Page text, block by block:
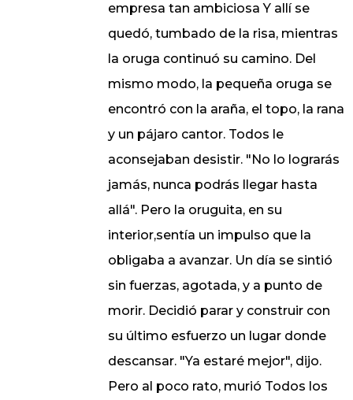
empresa tan ambiciosa Y allí se
quedó, tumbado de la risa, mientras
la oruga continuó su camino. Del
mismo modo, la pequeña oruga se
encontró con la araña, el topo, la rana
y un pájaro cantor. Todos le
aconsejaban desistir. "No lo lograrás
jamás, nunca podrás llegar hasta
allá". Pero la oruguita, en su
interior,sentía un impulso que la
obligaba a avanzar. Un día se sintió
sin fuerzas, agotada, y a punto de
morir. Decidió parar y construir con
su último esfuerzo un lugar donde
descansar. "Ya estaré mejor", dijo.
Pero al poco rato, murió Todos los